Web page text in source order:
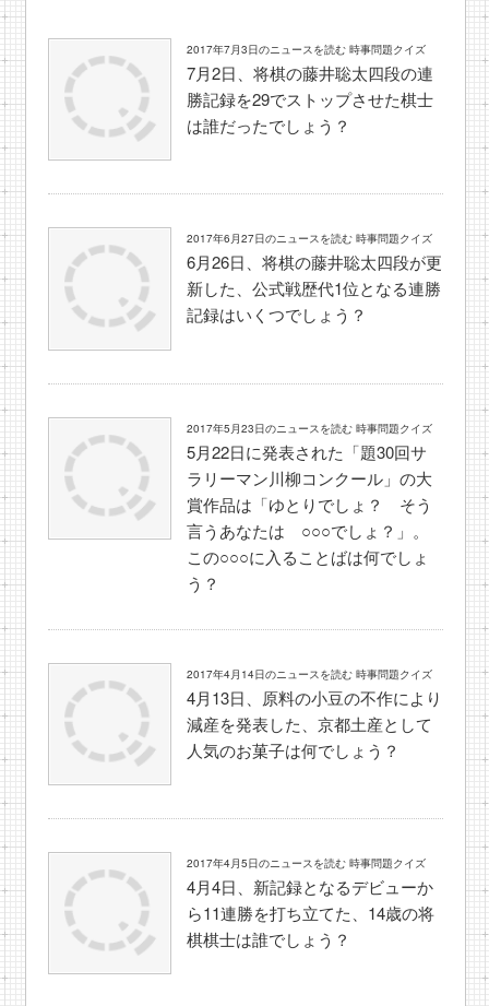
2017年7月3日のニュースを読む 時事問題クイズ
7月2日、将棋の藤井聡太四段の連
勝記録を29でストップさせた棋士
は誰だったでしょう？
2017年6月27日のニュースを読む 時事問題クイズ
6月26日、将棋の藤井聡太四段が更
新した、公式戦歴代1位となる連勝
記録はいくつでしょう？
2017年5月23日のニュースを読む 時事問題クイズ
5月22日に発表された「題30回サ
ラリーマン川柳コンクール」の大
賞作品は「ゆとりでしょ？ そう
言うあなたは ○○○でしょ？」。
この○○○に入ることばは何でしょ
う？
2017年4月14日のニュースを読む 時事問題クイズ
4月13日、原料の小豆の不作により
減産を発表した、京都土産として
人気のお菓子は何でしょう？
2017年4月5日のニュースを読む 時事問題クイズ
4月4日、新記録となるデビューか
ら11連勝を打ち立てた、14歳の将
棋棋士は誰でしょう？